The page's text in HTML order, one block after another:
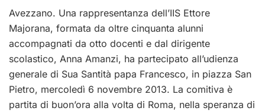
Avezzano. Una rappresentanza dell’IIS Ettore
Majorana, formata da oltre cinquanta alunni
accompagnati da otto docenti e dal dirigente
scolastico, Anna Amanzi, ha partecipato all’udienza
generale di Sua Santità papa Francesco, in piazza San
Pietro, mercoledì 6 novembre 2013. La comitiva è
partita di buon’ora alla volta di Roma, nella speranza di